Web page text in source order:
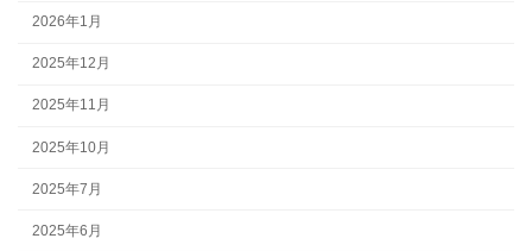
2026年1月
2025年12月
2025年11月
2025年10月
2025年7月
2025年6月